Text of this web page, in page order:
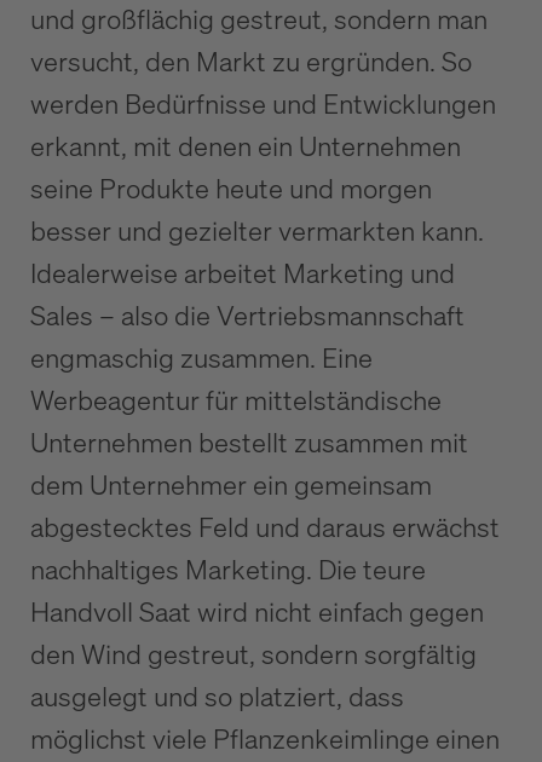
und großflächig gestreut, sondern man
versucht, den Markt zu ergründen. So
werden Bedürfnisse und Entwicklungen
erkannt, mit denen ein Unternehmen
seine Produkte heute und morgen
besser und gezielter vermarkten kann.
Idealerweise arbeitet Marketing und
Sales – also die Vertriebsmannschaft
engmaschig zusammen. Eine
Werbeagentur für mittelständische
Unternehmen bestellt zusammen mit
dem Unternehmer ein gemeinsam
abgestecktes Feld und daraus erwächst
nachhaltiges Marketing. Die teure
Handvoll Saat wird nicht einfach gegen
den Wind gestreut, sondern sorgfältig
ausgelegt und so platziert, dass
möglichst viele Pflanzenkeimlinge einen